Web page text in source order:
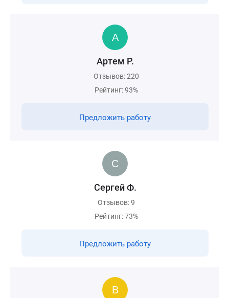
Артем Р.
Отзывов: 220
Рейтинг: 93%
Предложить работу
Сергей Ф.
Отзывов: 9
Рейтинг: 73%
Предложить работу